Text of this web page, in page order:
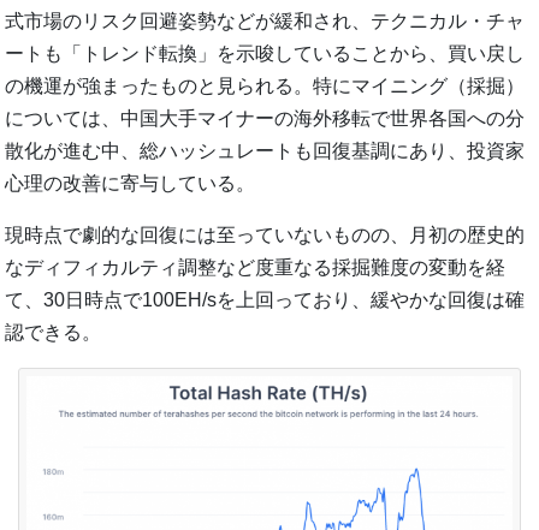
式市場のリスク回避姿勢などが緩和され、テクニカル・チャ
ートも「トレンド転換」を示唆していることから、買い戻し
の機運が強まったものと見られる。特にマイニング（採掘）
については、中国大手マイナーの海外移転で世界各国への分
散化が進む中、総ハッシュレートも回復基調にあり、投資家
心理の改善に寄与している。
現時点で劇的な回復には至っていないものの、月初の歴史的
なディフィカルティ調整など度重なる採掘難度の変動を経
て、30日時点で100EH/sを上回っており、緩やかな回復は確
認できる。